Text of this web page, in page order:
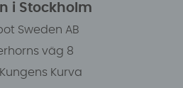
i Stockholm
Sweden AB
väg 8
Kungens Kurva